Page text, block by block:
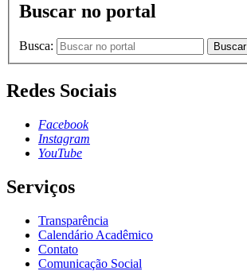
Buscar no portal
Busca: Buscar
Redes Sociais
Facebook
Instagram
YouTube
Serviços
Transparência
Calendário Acadêmico
Contato
Comunicação Social